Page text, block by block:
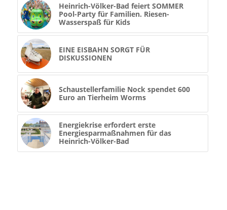
Heinrich-Völker-Bad feiert SOMMER
Pool-Party für Familien. Riesen-
Wasserspaß für Kids
EINE EISBAHN SORGT FÜR
DISKUSSIONEN
Schaustellerfamilie Nock spendet 600
Euro an Tierheim Worms
Energiekrise erfordert erste
Energiesparmaßnahmen für das
Heinrich-Völker-Bad